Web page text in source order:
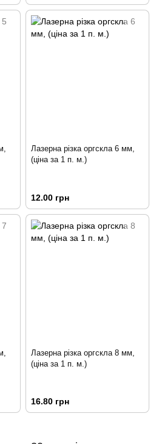
Лазерна різка оргскла 6 мм,
(ціна за 1 п. м.)
12.00 грн
Лазерна різка оргскла 8 мм,
(ціна за 1 п. м.)
16.80 грн